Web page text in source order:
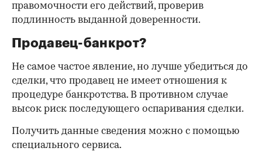
правомочности его действий, проверив
подлинность выданной доверенности.
Продавец-банкрот?
Не самое частое явление, но лучше убедиться до
сделки, что продавец не имеет отношения к
процедуре банкротства. В противном случае
высок риск последующего оспаривания сделки.
Получить данные сведения можно с помощью
специального сервиса.